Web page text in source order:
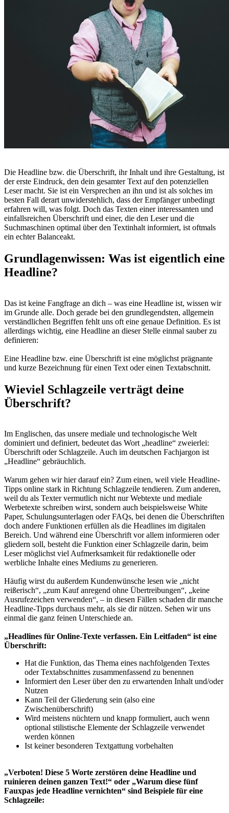
Die Headline bzw. die Überschrift, ihr Inhalt und ihre Gestaltung, ist
der erste Eindruck, den dein gesamter Text auf den potenziellen
Leser macht. Sie ist ein Versprechen an ihn und ist als solches im
besten Fall derart unwiderstehlich, dass der Empfänger unbedingt
erfahren will, was folgt. Doch das Texten einer interessanten und
einfallsreichen Überschrift und einer, die den Leser und die
Suchmaschinen optimal über den Textinhalt informiert, ist oftmals
ein echter Balanceakt.
Grundlagenwissen: Was ist eigentlich eine
Headline?
Das ist keine Fangfrage an dich – was eine Headline ist, wissen wir
im Grunde alle. Doch gerade bei den grundlegendsten, allgemein
verständlichen Begriffen fehlt uns oft eine genaue Definition. Es ist
allerdings wichtig, eine Headline an dieser Stelle einmal sauber zu
definieren:
Eine Headline bzw. eine Überschrift ist eine möglichst prägnante
und kurze Bezeichnung für einen Text oder einen Textabschnitt.
Wieviel Schlagzeile verträgt deine
Überschrift?
Im Englischen, das unsere mediale und technologische Welt
dominiert und definiert, bedeutet das Wort „headline“ zweierlei:
Überschrift oder Schlagzeile. Auch im deutschen Fachjargon ist
„Headline“ gebräuchlich.
Warum gehen wir hier darauf ein? Zum einen, weil viele Headline-
Tipps online stark in Richtung Schlagzeile tendieren. Zum anderen,
weil du als Texter vermutlich nicht nur Webtexte und mediale
Werbetexte schreiben wirst, sondern auch beispielsweise White
Paper, Schulungsunterlagen oder FAQs, bei denen die Überschriften
doch andere Funktionen erfüllen als die Headlines im digitalen
Bereich. Und während eine Überschrift vor allem informieren oder
gliedern soll, besteht die Funktion einer Schlagzeile darin, beim
Leser möglichst viel Aufmerksamkeit für redaktionelle oder
werbliche Inhalte eines Mediums zu generieren.
Häufig wirst du außerdem Kundenwünsche lesen wie „nicht
reißerisch“, „zum Kauf anregend ohne Übertreibungen“, „keine
Ausrufezeichen verwenden“, – in diesen Fällen schaden dir manche
Headline-Tipps durchaus mehr, als sie dir nützen. Sehen wir uns
einmal die ganz feinen Unterschiede an.
„Headlines für Online-Texte verfassen. Ein Leitfaden“ ist eine
Überschrift:
Hat die Funktion, das Thema eines nachfolgenden Textes
oder Textabschnittes zusammenfassend zu benennen
Informiert den Leser über den zu erwartenden Inhalt und/oder
Nutzen
Kann Teil der Gliederung sein (also eine
Zwischenüberschrift)
Wird meistens nüchtern und knapp formuliert, auch wenn
optional stilistische Elemente der Schlagzeile verwendet
werden können
Ist keiner besonderen Textgattung vorbehalten
„Verboten! Diese 5 Worte zerstören deine Headline und
ruinieren deinen ganzen Text!“ oder „Warum diese fünf
Fauxpas jede Headline vernichten“ sind Beispiele für eine
Schlagzeile: